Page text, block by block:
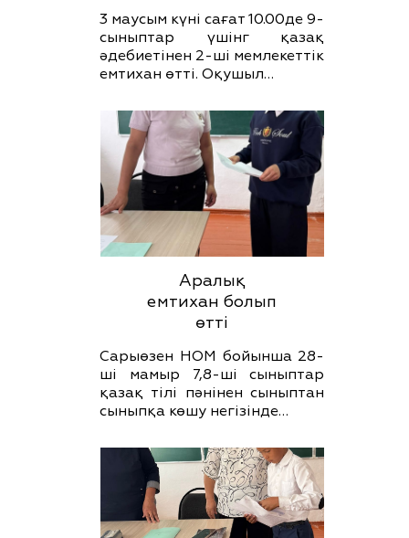
3 маусым күні сағат 10.00де 9-
сыныптар үшінг қазақ
әдебиетінен 2-ші мемлекеттік
емтихан өтті. Оқушыл…
Аралық
емтихан болып
өтті
Сарыөзен НОМ бойынша 28-
ші мамыр 7,8-ші сыныптар
қазақ тілі пәнінен сыныптан
сыныпқа көшу негізінде…